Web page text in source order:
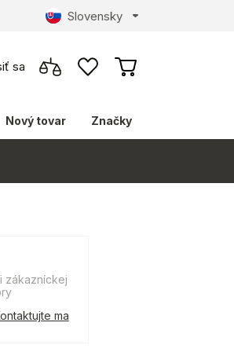
Slovensky
sa
Nový tovar Značky
zákazníckej
ma